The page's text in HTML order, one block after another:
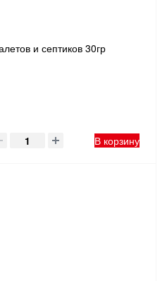
и септиков 30гр
В корзину